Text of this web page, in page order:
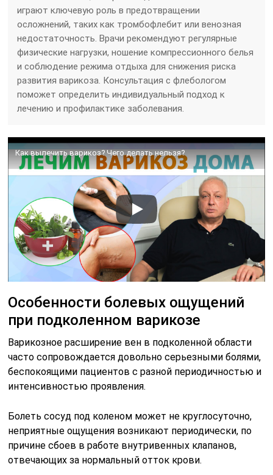
играют ключевую роль в предотвращении
осложнений, таких как тромбофлебит или венозная
недостаточность. Врачи рекомендуют регулярные
физические нагрузки, ношение компрессионного белья
и соблюдение режима отдыха для снижения риска
развития варикоза. Консультация с флебологом
поможет определить индивидуальный подход к
лечению и профилактике заболевания.
Как вылечить варикоз? Чего делать нельзя?
Особенности болевых ощущений
при подколенном варикозе
Варикозное расширение вен в подколенной области
часто сопровождается довольно серьезными болями,
беспокоящими пациентов с разной периодичностью и
интенсивностью проявления.
Болеть сосуд под коленом может не круглосуточно,
неприятные ощущения возникают периодически, по
причине сбоев в работе внутривенных клапанов,
отвечающих за нормальный отток крови.